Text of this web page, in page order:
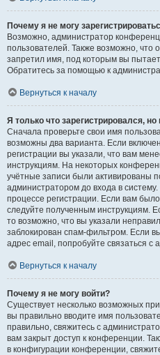
Почему я не могу
Возможно, администратор
пользователей. Также возможно, что
запретил имя, под которым вы
Обратитесь за помощью к
Вернуться к началу
Я только что зарегистрировался, но
Сначала проверьте свои имя
возможны два варианта. Если
регистрации вы указали, что вам
инструкциям. На некоторых
учётные записи были активированы
администратором до входа в
процессе регистрации. Если вам
следуйте полученным инструкциям.
то возможно, что вы указали
заблокирован спам-фильтром. Если
адрес email, попробуйте связаться с
Вернуться к началу
Почему я не могу войти?
Существует несколько возможных
вы правильно вводите имя
правильно, свяжитесь с
вам закрыт доступ к конференции.
в конфигурации конференции,